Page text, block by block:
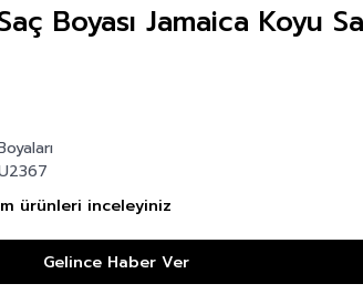
Boyası Jamaica Koyu
ürünleri inceleyiniz
Gelince Haber Ver